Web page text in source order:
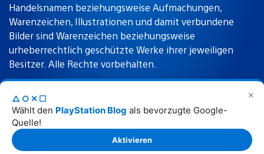
✕
△○✕☐
Wählt den PlayStation Blog als bevorzugte Google-
Quelle!
Aktivieren
Handelsnamen beziehungsweise Aufmachungen,
Warenzeichen, Illustrationen und damit verbundene
Bilder sind Warenzeichen beziehungsweise
urheberrechtlich geschützte Werke ihrer jeweiligen
Besitzer. Alle Rechte vorbehalten.
Nutzungsbedingungen Datenschutzrichtlinie
Rechtliche Hinweise